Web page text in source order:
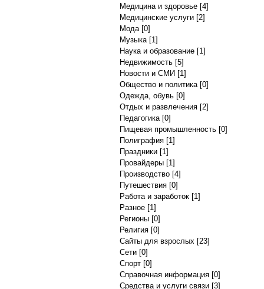
Медицина и здоровье [4]
Медицинские услуги [2]
Мода[0]
Музыка[1]
Наука и образование [1]
Недвижимость [5]
Новости и СМИ [1]
Общество и политика[0]
Одежда, обувь [0]
Отдых и развлечения [2]
Педагогика[0]
Пищевая промышленность [0]
Полиграфия [1]
Праздники [1]
Провайдеры [1]
Производство [4]
Путешествия [0]
Работа и заработок [1]
Разное [1]
Регионы [0]
Религия [0]
Сайты для взрослых [23]
Сети [0]
Спорт [0]
Справочная информация [0]
Средства и услуги связи [3]